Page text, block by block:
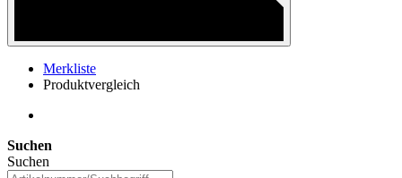
Merkliste
Produktvergleich
Suchen
Suchen